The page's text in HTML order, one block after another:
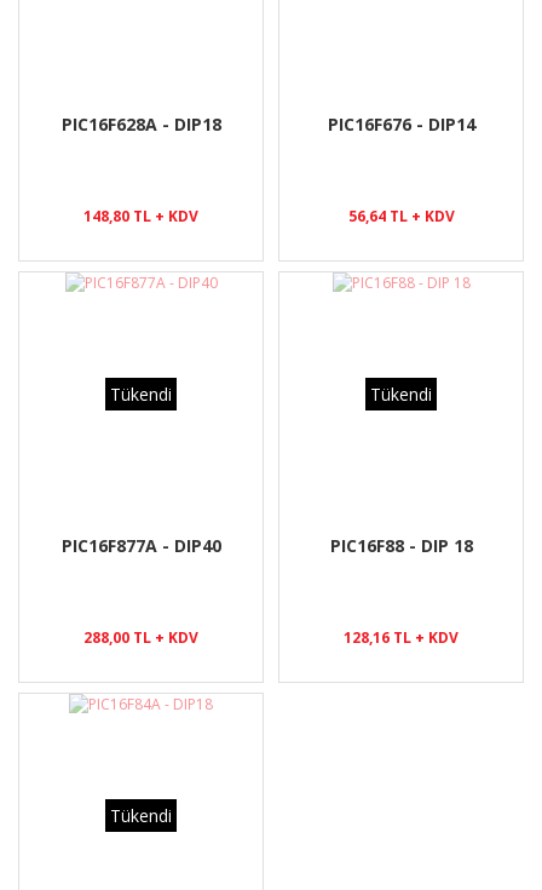
PIC16F628A - DIP18
148,80 TL + KDV
PIC16F676 - DIP14
56,64 TL + KDV
Tükendi
PIC16F877A - DIP40
288,00 TL + KDV
Tükendi
PIC16F88 - DIP 18
128,16 TL + KDV
Tükendi